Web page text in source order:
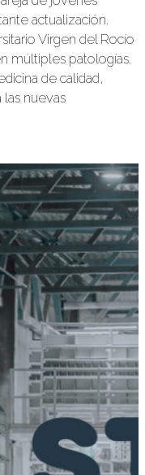
actualización.
Virgen del Rocío
múltiples patologías.
de calidad,
las nuevas